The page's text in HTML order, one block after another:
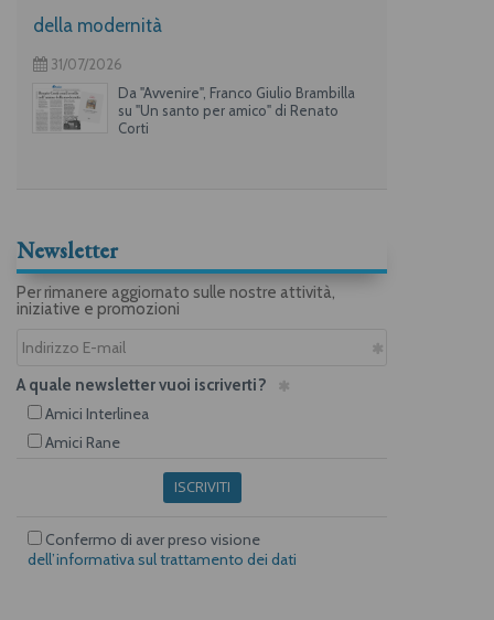
della modernità
31/07/2026
Da "Avvenire", Franco Giulio Brambilla
su "Un santo per amico" di Renato
Corti
Newsletter
Per rimanere aggiornato sulle nostre attività,
iniziative e promozioni
A quale newsletter vuoi iscriverti?
Amici Interlinea
Amici Rane
ISCRIVITI
Confermo di aver preso visione
dell’informativa sul trattamento dei dati